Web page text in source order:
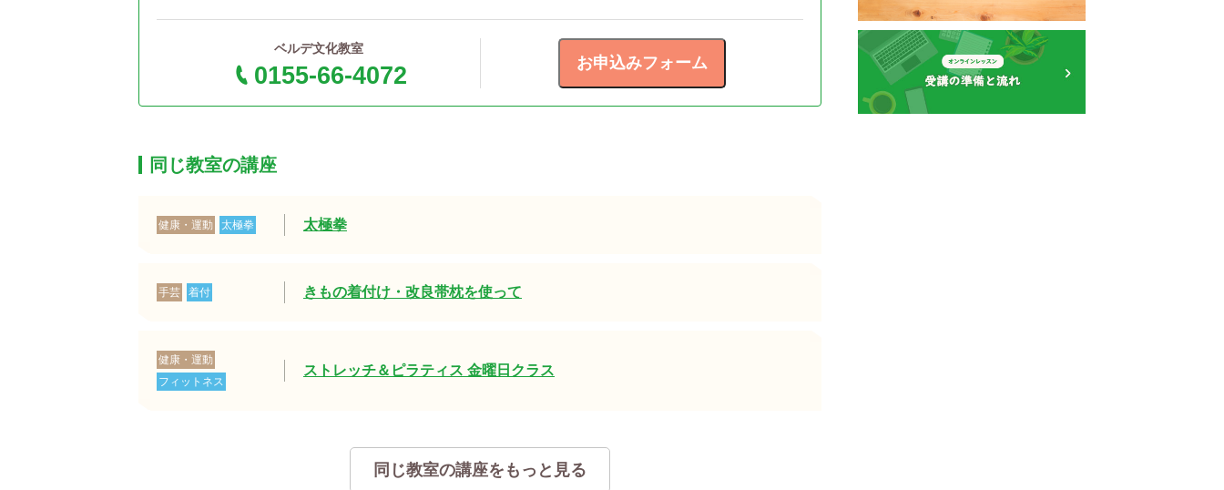
ベルデ文化教室
0155-66-4072
同じ教室の講座
健康・運動 太極拳 太極拳
手芸 着付 きもの着付け・改良帯枕を使って
健康・運動
フィットネス
ストレッチ＆ピラティス 金曜日クラス
同じ教室の講座をもっと見る